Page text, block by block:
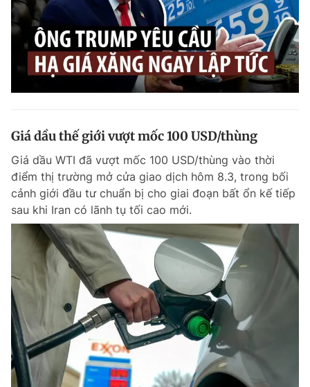
Sản phẩm khác
Tiện ích Bạn cần biết
Đọc Thanh Niên trên điện thoại
Theo dõi báo trên
Hotline
0906 645 777
Liên hệ quảng cáo
0908 780 404
Giá dầu thế giới vượt mốc 100 USD/thùng
Giá dầu WTI đã vượt mốc 100 USD/thùng vào thời
điểm thị trường mở cửa giao dịch hôm 8.3, trong bối
cảnh giới đầu tư chuẩn bị cho giai đoạn bất ổn kế tiếp
sau khi Iran có lãnh tụ tối cao mới.